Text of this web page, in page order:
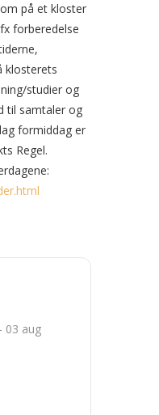
på et kloster
forberedelse
klosterets
studier og
til samtaler og
formiddag er
Regel.
- 03 aug